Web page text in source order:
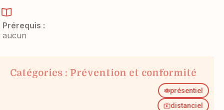
Prérequis :
aucun
Catégories : Prévention et conformité
présentiel
distanciel